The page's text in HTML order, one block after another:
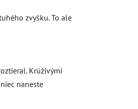
zvyšku. To ale
Krúživými
naneste